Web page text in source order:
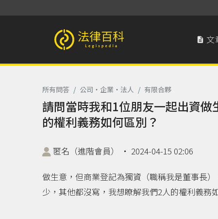
法律百科 Legispedia  文
所有問答 / 公司‧企業‧法人 / 有限合夥
請問當時我和1位朋友一起出資
的權利義務如何區別？
匿名（進階會員） ‧ 2024-04-15 02:06
做生意，但商業登記為獨資（職稱我是董事長
少，其他都沒寫，我想瞭解我們2人的權利義務